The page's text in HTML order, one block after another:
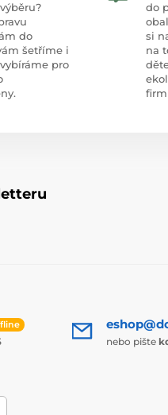
do
šetříme i
pro
do
si
na
nebo pište